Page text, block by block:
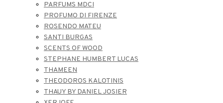
PARFUMS MDCI
PROFUMO DI FIRENZE
ROSENDO MATEU
SANTI BURGAS
SCENTS OF WOOD
STEPHANE HUMBERT LUCAS
THAMEEN
THEODOROS KALOTINIS
THAUY BY DANIEL JOSIER